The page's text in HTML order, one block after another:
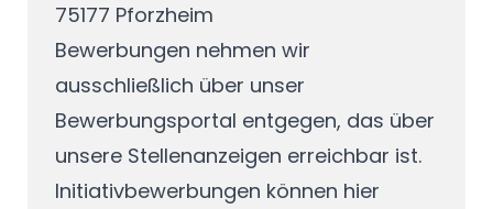
75177 Pforzheim
Bewerbungen nehmen wir
ausschließlich über unser
Bewerbungsportal entgegen, das über
unsere Stellenanzeigen erreichbar ist.
Initiativbewerbungen können hier